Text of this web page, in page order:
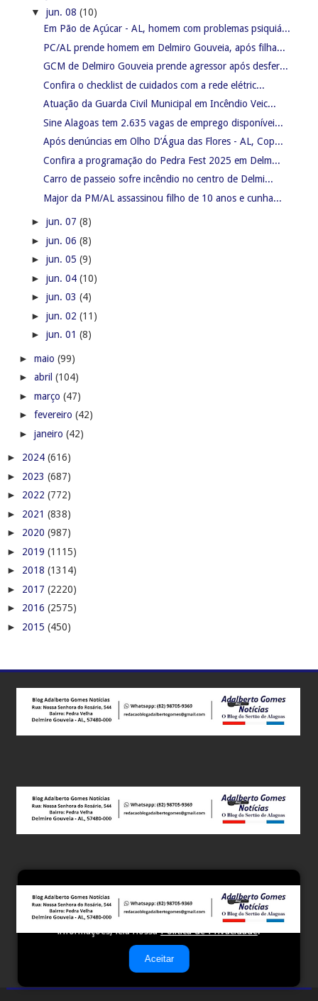
fornecer serviços personalizados. Ao continuar a navegar,
você concorda com o uso de cookies. Para mais
informações, leia nossaPolítica de Privacidade.
Aceitar
▼ jun. 08 (10)
Em Pão de Açúcar - AL, homem com problemas psiquiá...
PC/AL prende homem em Delmiro Gouveia, após filha...
GCM de Delmiro Gouveia prende agressor após desfer...
Confira o checklist de cuidados com a rede elétric...
Atuação da Guarda Civil Municipal em Incêndio Veic...
Sine Alagoas tem 2.635 vagas de emprego disponívei...
Após denúncias em Olho D’Água das Flores - AL, Cop...
Confira a programação do Pedra Fest 2025 em Delm...
Carro de passeio sofre incêndio no centro de Delmi...
Major da PM/AL assassinou filho de 10 anos e cunha...
► jun. 07 (8)
► jun. 06 (8)
► jun. 05 (9)
► jun. 04 (10)
► jun. 03 (4)
► jun. 02 (11)
► jun. 01 (8)
► maio (99)
► abril (104)
► março (47)
► fevereiro (42)
► janeiro (42)
► 2024 (616)
► 2023 (687)
► 2022 (772)
► 2021 (838)
► 2020 (987)
► 2019 (1115)
► 2018 (1314)
► 2017 (2220)
► 2016 (2575)
► 2015 (450)